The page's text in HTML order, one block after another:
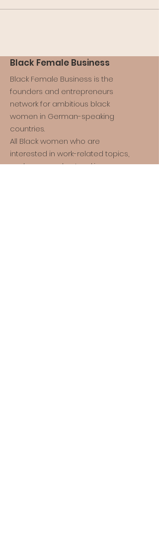
Black Female Business
Black Female Business is the
founders and entrepreneurs
network for ambitious black
women in German-speaking
countries.
All Black women who are
interested in work-related topics,
exchange and networking are